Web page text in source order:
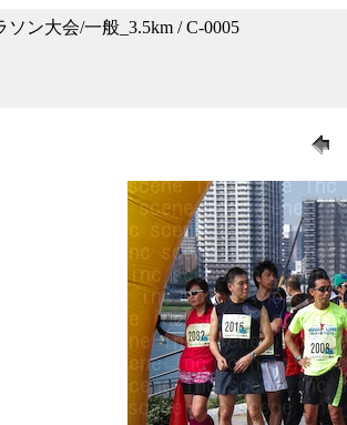
ン大会/一般_3.5km / C-0005